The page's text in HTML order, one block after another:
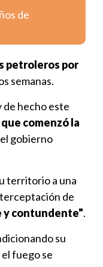
de
petroleros por
semanas.
de hecho este
comenzó la
gobierno
territorio a una
de
y contundente".
su
fuego se